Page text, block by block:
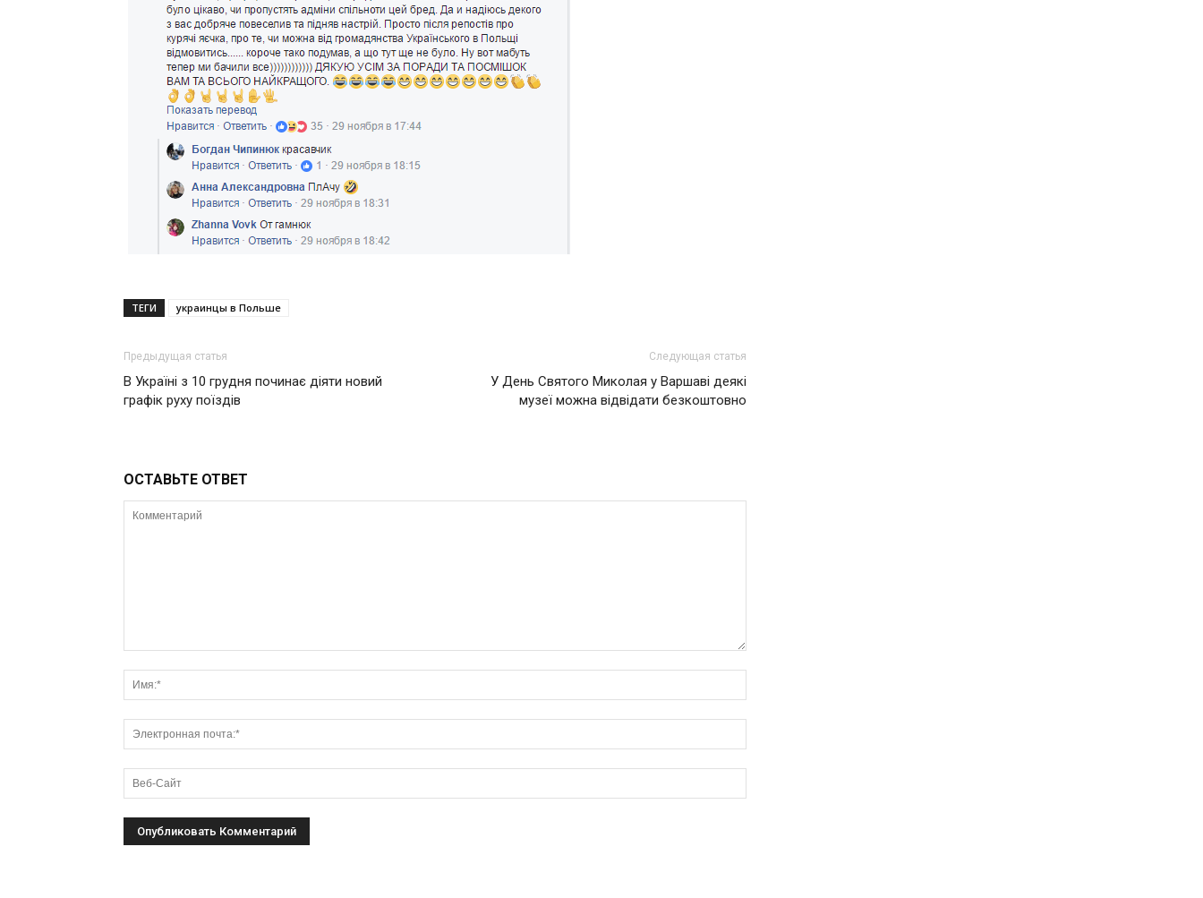
ТЕГИ украинцы в Польше
Предыдущая статья
В Україні з 10 грудня починає діяти новий
графік руху поїздів
Следующая статья
У День Святого Миколая у Варшаві деякі
музеї можна відвідати безкоштовно
ОСТАВЬТЕ ОТВЕТ